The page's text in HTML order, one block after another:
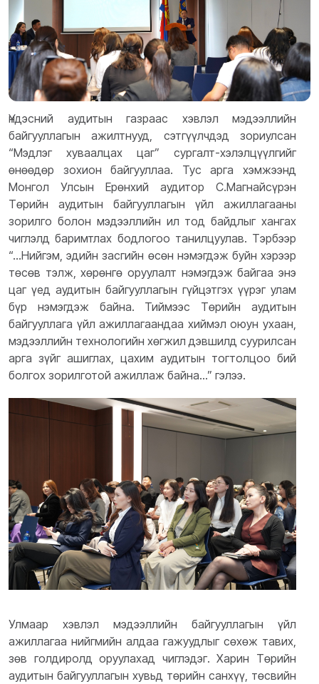
Үндэсний аудитын газраас хэвлэл мэдээллийн
байгууллагын ажилтнууд, сэтгүүлчдэд зориулсан
“Мэдлэг хуваалцах цаг” сургалт-хэлэлцүүлгийг
өнөөдөр зохион байгууллаа. Тус арга хэмжээнд
Монгол Улсын Ерөнхий аудитор С.Магнайсүрэн
Төрийн аудитын байгууллагын үйл ажиллагааны
зорилго болон мэдээллийн ил тод байдлыг хангах
чиглэлд баримтлах бодлогоо танилцуулав. Тэрбээр
“...Нийгэм, эдийн засгийн өсөн нэмэгдэж буйн хэрээр
төсөв тэлж, хөрөнгө оруулалт нэмэгдэж байгаа энэ
цаг үед аудитын байгууллагын гүйцэтгэх үүрэг улам
бүр нэмэгдэж байна. Тиймээс Төрийн аудитын
байгууллага үйл ажиллагаандаа хиймэл оюун ухаан,
мэдээллийн технологийн хөгжил дэвшилд суурилсан
арга зүйг ашиглах, цахим аудитын тогтолцоо бий
болгох зорилготой ажиллаж байна...” гэлээ.
Улмаар хэвлэл мэдээллийн байгууллагын үйл
ажиллагаа нийгмийн алдаа гажуудлыг сөхөж тавих,
зөв голдиролд оруулахад чиглэдэг. Харин Төрийн
аудитын байгууллагын хувьд төрийн санхүү, төсвийн